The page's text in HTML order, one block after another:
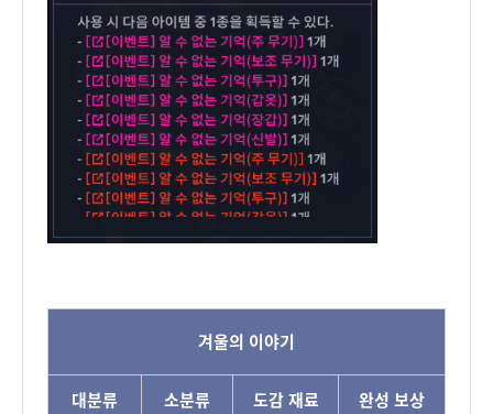
겨울의 이야기
대분류 소분류 도감 재료 완성 보상